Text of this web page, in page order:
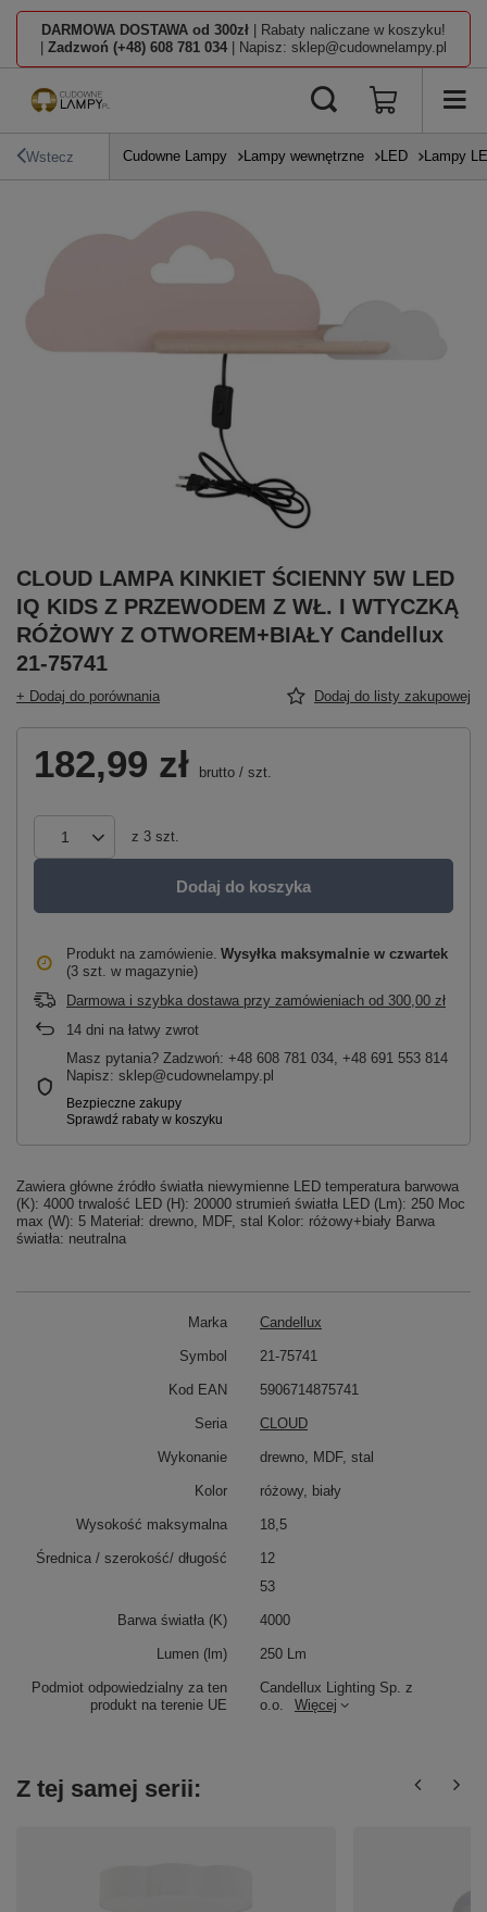
DARMOWA DOSTAWA od 300zł | Rabaty naliczane w koszyku!
Zadzwoń (+48) 608 781 034 | Napisz: sklep@cudownelampy.pl
Wstecz Cudowne Lampy Lampy wewnętrzne LED Lampy
CLOUD LAMPA KINKIET ŚCIENNY 5W LED
IQ KIDS Z PRZEWODEM Z WŁ. I WTYCZKĄ
RÓŻOWY Z OTWOREM+BIAŁY Candellux
21-75741
+ Dodaj do porównania Dodaj do listy zakupowej
182,99 zł brutto / szt.
z 3 szt.
Dodaj do koszyka
Produkt na zamówienie Wysyłka maksymalnie w czwartek
(3 szt. w magazynie)
Darmowa i szybka dostawa przy zamówieniach od 300,00 zł
14 dni na łatwy zwrot
Masz pytania? Zadzwoń: +48 608 781 034, +48 691 553 814
Napisz: sklep@cudownelampy.pl
Zawiera główne źródło światła niewymienne LED temperatura barwowa
(K): 4000 trwalość LED (H): 20000 strumień światła LED (Lm): 250 Moc
max (W): 5 Materiał: drewno, MDF, stal Kolor: różowy+biały Barwa
światła: neutralna
Marka Candellux
Podmiot odpowiedzialny za ten
produkt na terenie UE
Candellux Lighting Sp. z
o.o.
Więcej
Symbol 21-75741
Kod EAN 5906714875741
Seria CLOUD
Wykonanie drewno, MDF, stal
Kolor różowy, biały
Wysokość maksymalna 18,5
Średnica / szerokość/ długość
12
53
Barwa światła (K) 4000
Lumen (lm) 250 Lm
Z tej samej serii: